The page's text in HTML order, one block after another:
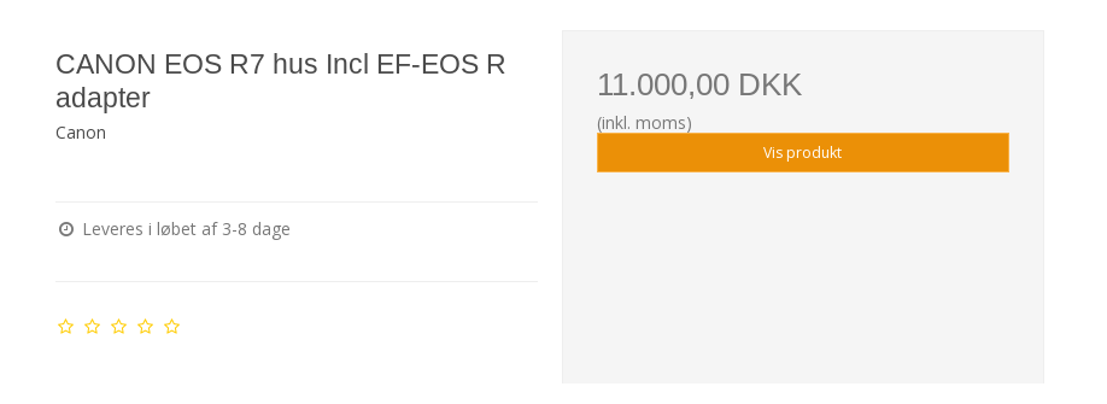
CANON EOS R7 hus Incl EF-EOS R
adapter
Canon
Leveres i løbet af 3-8 dage
11.000,00 DKK
(inkl. moms)
Vis produkt